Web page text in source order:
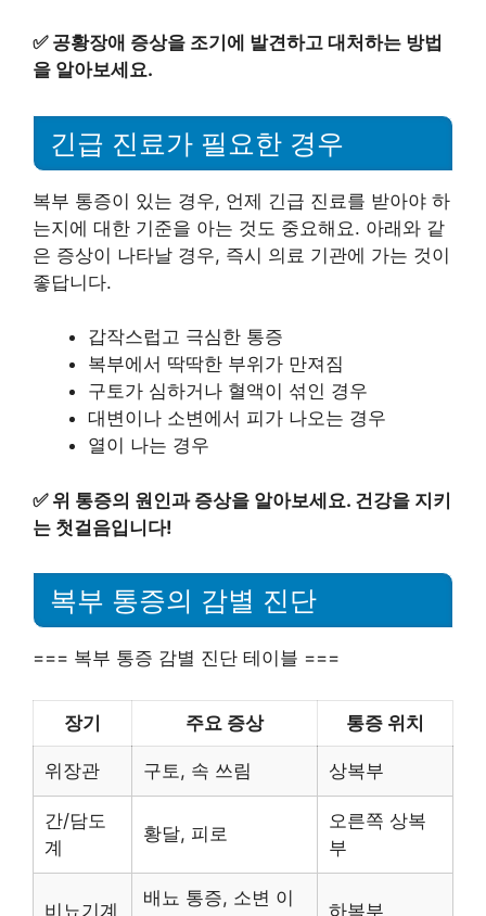
✅ 공황장애 증상을 조기에 발견하고 대처하는 방법
을 알아보세요.
긴급 진료가 필요한 경우
복부 통증이 있는 경우, 언제 긴급 진료를 받아야 하
는지에 대한 기준을 아는 것도 중요해요. 아래와 같
은 증상이 나타날 경우, 즉시 의료 기관에 가는 것이
좋답니다.
갑작스럽고 극심한 통증
복부에서 딱딱한 부위가 만져짐
구토가 심하거나 혈액이 섞인 경우
대변이나 소변에서 피가 나오는 경우
열이 나는 경우
✅ 위 통증의 원인과 증상을 알아보세요. 건강을 지키
는 첫걸음입니다!
복부 통증의 감별 진단
=== 복부 통증 감별 진단 테이블 ===
장기 주요 증상 통증 위치
위장관 구토, 속 쓰림 상복부
간/담도
계
황달, 피로
오른쪽 상복
부
비뇨기계
배뇨 통증, 소변 이
하복부